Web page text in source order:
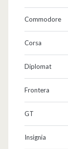
Commodore
Corsa
Diplomat
Frontera
GT
Insignia